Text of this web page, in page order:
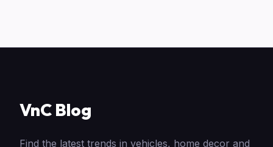
VnC Blog
Find the latest trends in vehicles, home decor and